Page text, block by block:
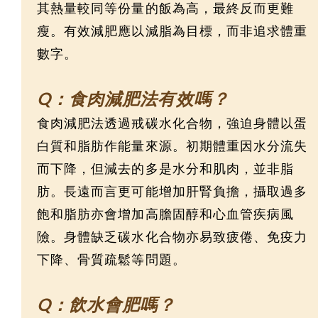
其熱量較同等份量的飯為高，最終反而更難
瘦。有效減肥應以減脂為目標，而非追求體重
數字。
Q：食肉減肥法有效嗎？
食肉減肥法透過戒碳水化合物，強迫身體以蛋
白質和脂肪作能量來源。初期體重因水分流失
而下降，但減去的多是水分和肌肉，並非脂
肪。長遠而言更可能增加肝腎負擔，攝取過多
飽和脂肪亦會增加高膽固醇和心血管疾病風
險。身體缺乏碳水化合物亦易致疲倦、免疫力
下降、骨質疏鬆等問題。
Q：飲水會肥嗎？